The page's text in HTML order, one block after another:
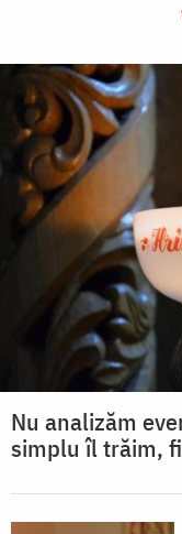
Nu analizăm
simplu îl trăim,